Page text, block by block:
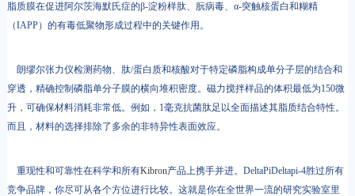
脂质膜在促进阿尔茨海默氏症的β-淀粉样肽、朊病毒、α-突触核蛋白和糊精
（IAPP）的有毒低聚物形成过程中的关键作用。
朗缪尔张力仪检测药物、肽/蛋白质和核酸对于特定磷脂构成单分子层的结合和
穿透，精确控制磷脂单分子膜的横向堆积密度。磁力搅拌样品的体积最低为150微
升，可确保材料消耗非常低。例如，1毫克抗菌肽足以全面描述其脂质结合特性。
而且，材料的选择排除了多余的非特异性表面效应。
重现性和可靠性在科学和所有Kibron产品上携手并进。DeltaPiDeltapi-4胜过所有
竞争品牌，你尽可从各个方位进行比较。这就是你在全世界一流的研究实验室里